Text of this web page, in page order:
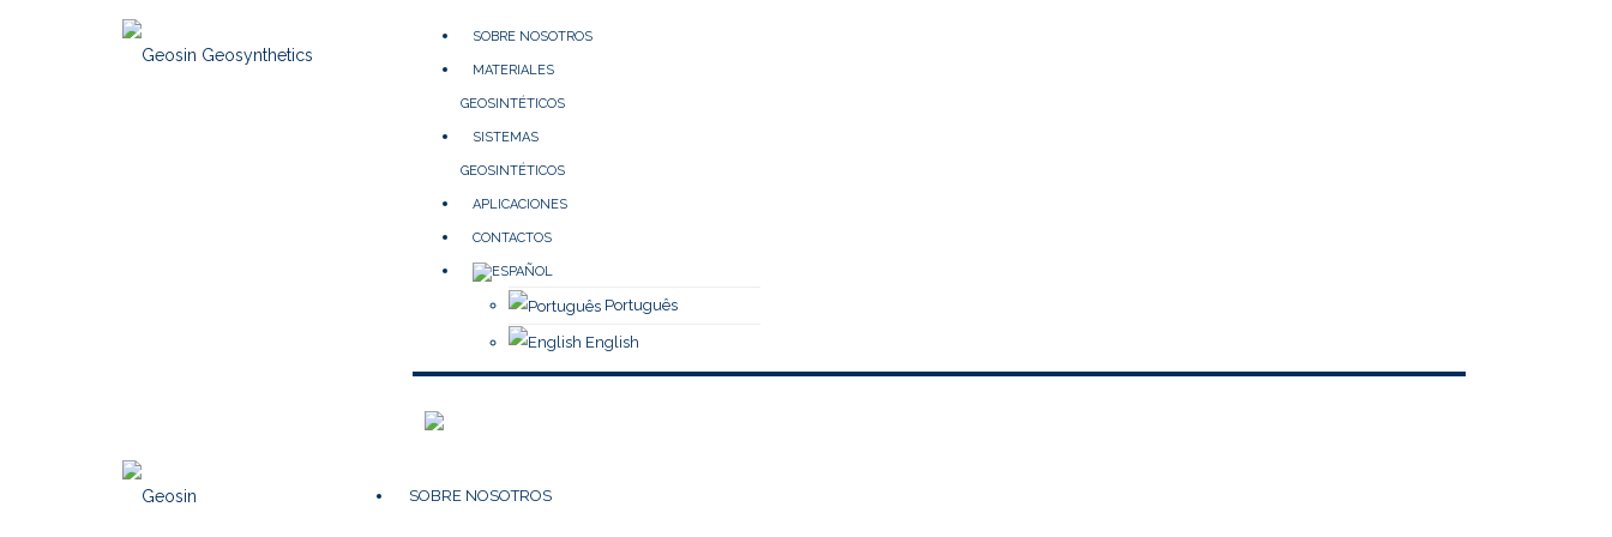
SOBRE NOSOTROS
MATERIALES
GEOSINTÉTICOS
SISTEMAS
GEOSINTÉTICOS
APLICACIONES
CONTACTOS
Português
English
SOBRE NOSOTROS